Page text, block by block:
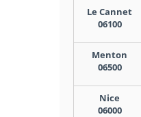
Le Cannet
06100
Menton
06500
Nice
06000